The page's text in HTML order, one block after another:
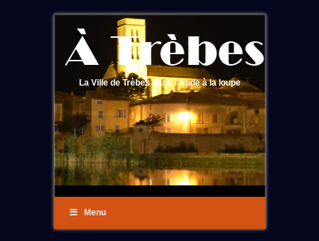
La Ville de Trèbes dans l'Aude à la loupe
Menu